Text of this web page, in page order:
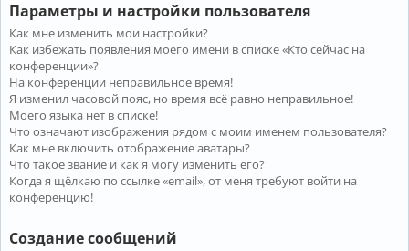
Параметры и настройки пользователя
Как мне изменить мои настройки?
Как избежать появления моего имени в списке «Кто сейчас на
конференции»?
На конференции неправильное время!
Я изменил часовой пояс, но время всё равно неправильное!
Моего языка нет в списке!
Что означают изображения рядом с моим именем пользователя?
Как мне включить отображение аватары?
Что такое звание и как я могу изменить его?
Когда я щёлкаю по ссылке «email», от меня требуют войти на
конференцию!
Создание сообщений